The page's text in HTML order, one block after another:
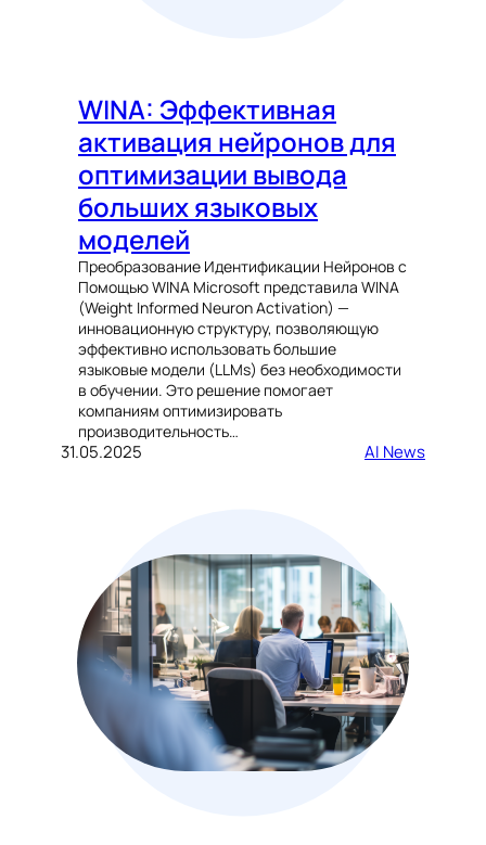
WINA: Эффективная
активация нейронов для
оптимизации вывода
больших языковых
моделей
Преобразование Идентификации Нейронов с
Помощью WINA Microsoft представила WINA
(Weight Informed Neuron Activation) —
инновационную структуру, позволяющую
эффективно использовать большие
языковые модели (LLMs) без необходимости
в обучении. Это решение помогает
компаниям оптимизировать
производительность…
31.05.2025 AI News